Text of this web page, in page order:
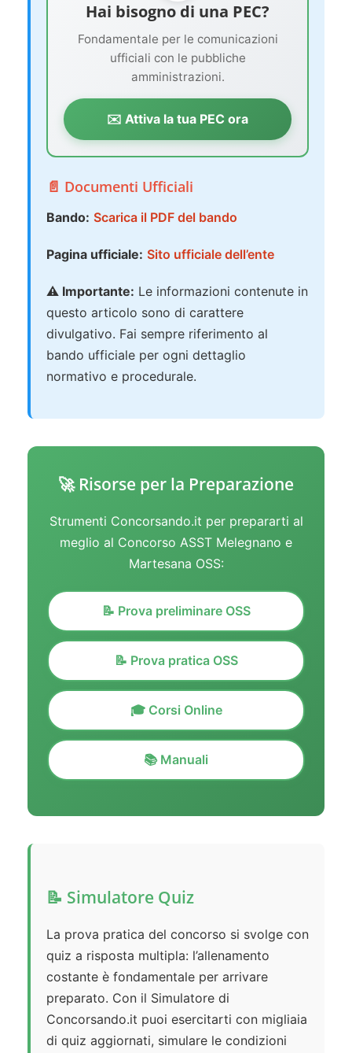
Hai bisogno di una PEC?
Fondamentale per le comunicazioni
ufficiali con le pubbliche
amministrazioni.
✉️ Attiva la tua PEC ora
📄 Documenti Ufficiali
Bando: Scarica il PDF del bando
Pagina ufficiale: Sito ufficiale dell’ente
⚠️ Importante: Le informazioni contenute in
questo articolo sono di carattere
divulgativo. Fai sempre riferimento al
bando ufficiale per ogni dettaglio
normativo e procedurale.
🚀 Risorse per la Preparazione
Strumenti Concorsando.it per prepararti al
meglio al Concorso ASST Melegnano e
Martesana OSS:
📝 Prova preliminare OSS
📝 Prova pratica OSS
🎓 Corsi Online
📚 Manuali
📝 Simulatore Quiz
La prova pratica del concorso si svolge con
quiz a risposta multipla: l’allenamento
costante è fondamentale per arrivare
preparato. Con il Simulatore di
Concorsando.it puoi esercitarti con migliaia
di quiz aggiornati, simulare le condizioni